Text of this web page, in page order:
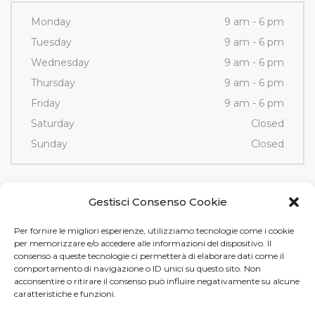
Gestisci Consenso Cookie
Per fornire le migliori esperienze, utilizziamo tecnologie come i cookie
per memorizzare e/o accedere alle informazioni del dispositivo. Il
consenso a queste tecnologie ci permetterà di elaborare dati come il
comportamento di navigazione o ID unici su questo sito. Non
acconsentire o ritirare il consenso può influire negativamente su alcune
caratteristiche e funzioni.
Monday
9 am - 6 pm
Tuesday
9 am - 6 pm
Wednesday
9 am - 6 pm
Thursday
9 am - 6 pm
Friday
9 am - 6 pm
Saturday
Closed
Sunday
Closed
Via Fornace, 3/D - 35036
Montegrotto Terme (PD)
Tel e Fax+39 049 89 12 605
info@tamistamp.com